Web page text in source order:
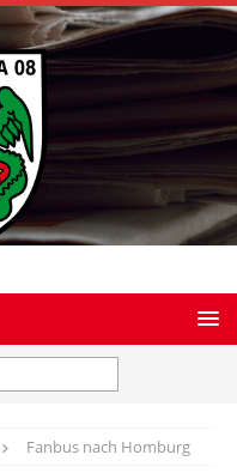
Fanbus nach Homburg